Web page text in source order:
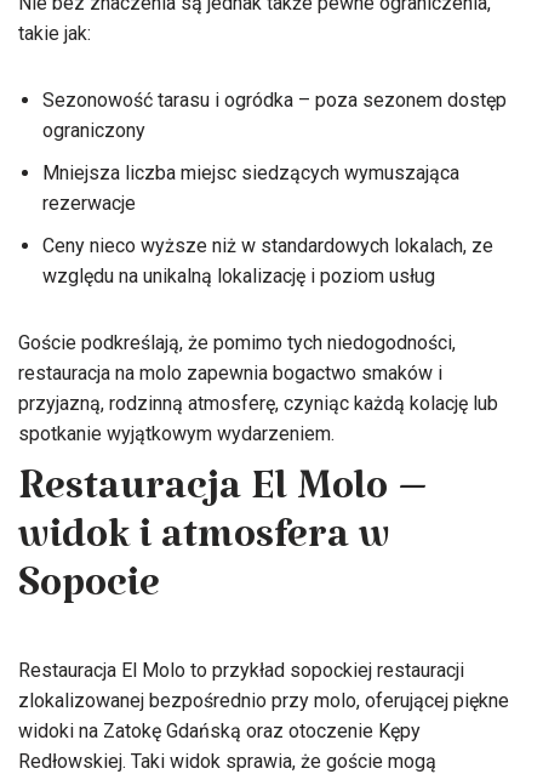
takie jak:
Sezonowość tarasu i ogródka – poza sezonem dostęp
ograniczony
Mniejsza liczba miejsc siedzących wymuszająca
rezerwacje
Ceny nieco wyższe niż w standardowych lokalach, ze
względu na unikalną lokalizację i poziom usług
Goście podkreślają, że pomimo tych niedogodności,
restauracja na molo zapewnia bogactwo smaków i
przyjazną, rodzinną atmosferę, czyniąc każdą kolację lub
spotkanie wyjątkowym wydarzeniem.
Restauracja El Molo –
widok i atmosfera w
Sopocie
Restauracja El Molo to przykład sopockiej restauracji
zlokalizowanej bezpośrednio przy molo, oferującej piękne
widoki na Zatokę Gdańską oraz otoczenie Kępy
Redłowskiej. Taki widok sprawia, że goście mogą